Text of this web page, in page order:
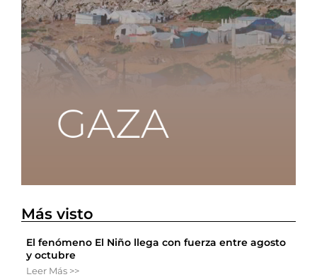
Más visto
El fenómeno El Niño llega con fuerza entre agosto
y octubre
Leer Más >>